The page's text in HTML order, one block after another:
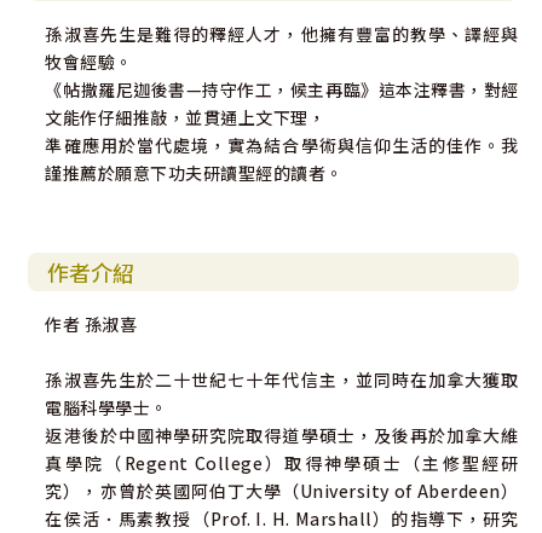
孫淑喜先生是難得的釋經人才，他擁有豐富的教學、譯經與
牧會經驗。
《帖撒羅尼迦後書—持守作工，候主再臨》這本注釋書，對經
文能作仔細推敲，並貫通上文下理，
準確應用於當代處境，實為結合學術與信仰生活的佳作。我
謹推薦於願意下功夫研讀聖經的讀者。
作者介紹
作者 孫淑喜
孫淑喜先生於二十世紀七十年代信主，並同時在加拿大獲取
電腦科學學士。
返港後於中國神學研究院取得道學碩士，及後再於加拿大維
真學院（Regent College）取得神學碩士（主修聖經研
究），亦曾於英國阿伯丁大學（University of Aberdeen）
在侯活．馬素教授（Prof. I. H. Marshall）的指導下，研究